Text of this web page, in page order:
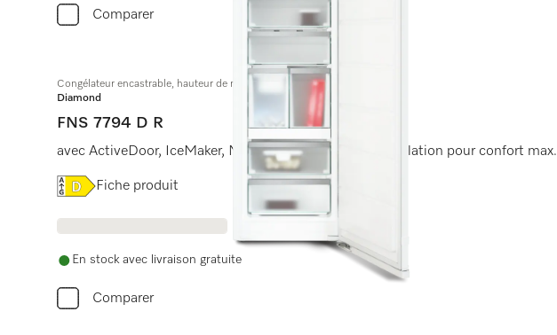
Comparer
Congélateur encastrable, hauteur de niche 178 cm
Diamond
FNS 7794 D R
avec ActiveDoor, IceMaker, NoFrost et 8 tiroirs de congélation pour confort max.
Online Label Flag, Étiquette énergétique
Fiche produit
En stock avec livraison gratuite
Comparer